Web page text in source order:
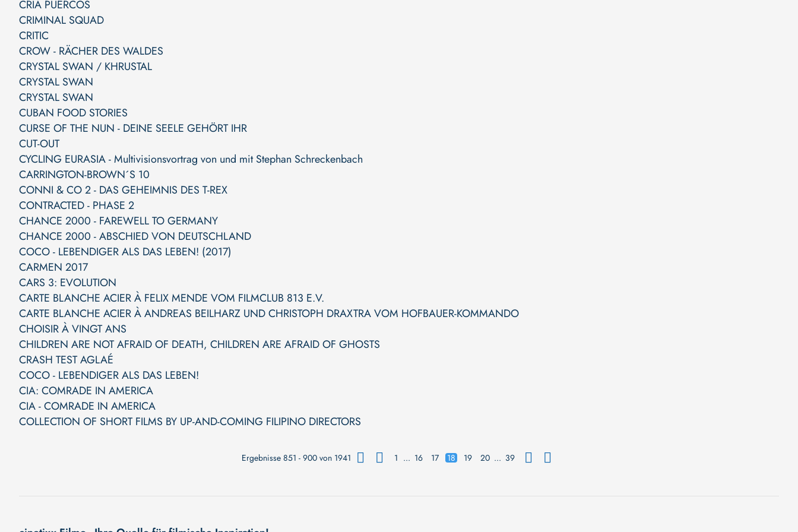
CRÍA PUERCOS
CRIMINAL SQUAD
CRITIC
CROW - RÄCHER DES WALDES
CRYSTAL SWAN / KHRUSTAL
CRYSTAL SWAN
CRYSTAL SWAN
CUBAN FOOD STORIES
CURSE OF THE NUN - DEINE SEELE GEHÖRT IHR
CUT-OUT
CYCLING EURASIA - Multivisionsvortrag von und mit Stephan Schreckenbach
CARRINGTON-BROWN´S 10
CONNI & CO 2 - DAS GEHEIMNIS DES T-REX
CONTRACTED - PHASE 2
CHANCE 2000 - FAREWELL TO GERMANY
CHANCE 2000 - ABSCHIED VON DEUTSCHLAND
COCO - LEBENDIGER ALS DAS LEBEN! (2017)
CARMEN 2017
CARS 3: EVOLUTION
CARTE BLANCHE ACIER À FELIX MENDE VOM FILMCLUB 813 E.V.
CARTE BLANCHE ACIER À ANDREAS BEILHARZ UND CHRISTOPH DRAXTRA VOM HOFBAUER-KOMMANDO
CHOISIR À VINGT ANS
CHILDREN ARE NOT AFRAID OF DEATH, CHILDREN ARE AFRAID OF GHOSTS
CRASH TEST AGLAÉ
COCO - LEBENDIGER ALS DAS LEBEN!
CIA: COMRADE IN AMERICA
CIA - COMRADE IN AMERICA
COLLECTION OF SHORT FILMS BY UP-AND-COMING FILIPINO DIRECTORS
Ergebnisse 851 - 900 von 1941 1 ... 16 17 18 19 20 ... 39